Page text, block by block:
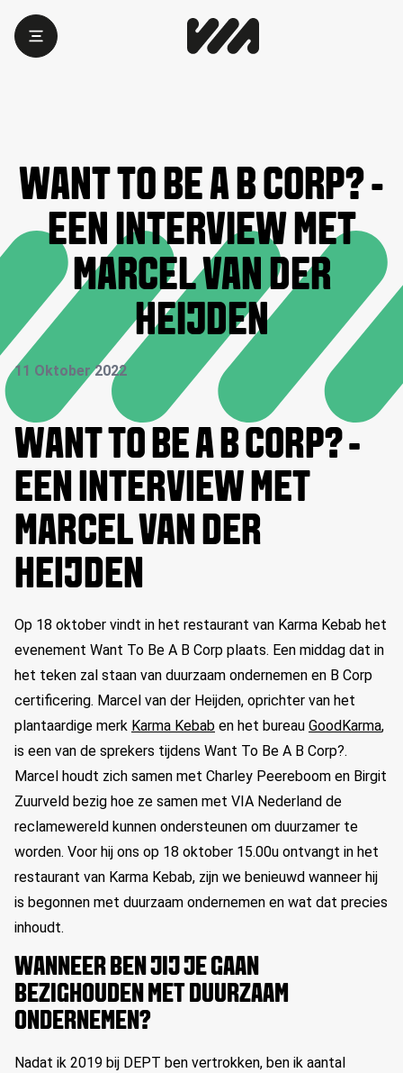
WANT TO BE A B CORP? -
EEN INTERVIEW MET
MARCEL VAN DER
HEIJDEN
11 Oktober 2022
WANT TO BE A B CORP? -
EEN INTERVIEW MET
MARCEL VAN DER
HEIJDEN
Op 18 oktober vindt in het restaurant van Karma Kebab het
evenement Want To Be A B Corp plaats. Een middag dat in
het teken zal staan van duurzaam ondernemen en B Corp
certificering. Marcel van der Heijden, oprichter van het
plantaardige merk Karma Kebab en het bureau GoodKarma,
is een van de sprekers tijdens Want To Be A B Corp?.
Marcel houdt zich samen met Charley Peereboom en Birgit
Zuurveld bezig hoe ze samen met VIA Nederland de
reclamewereld kunnen ondersteunen om duurzamer te
worden. Voor hij ons op 18 oktober 15.00u ontvangt in het
restaurant van Karma Kebab, zijn we benieuwd wanneer hij
is begonnen met duurzaam ondernemen en wat dat precies
inhoudt.
WANNEER BEN JIJ JE GAAN
BEZIGHOUDEN MET DUURZAAM
ONDERNEMEN?
Nadat ik 2019 bij DEPT ben vertrokken, ben ik aantal